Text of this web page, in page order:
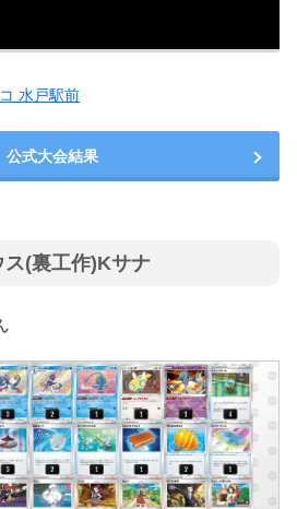
水戸駅前
公式大会結果
(裏工作)Kサナ